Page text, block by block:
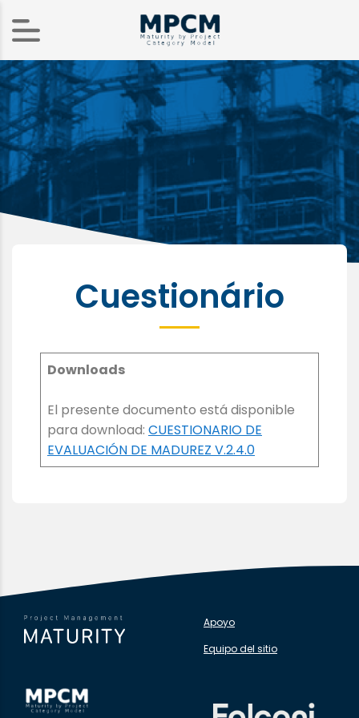
Cuestionário
Downloads
El presente documento está disponible
para download: CUESTIONARIO DE
EVALUACIÓN DE MADUREZ V.2.4.0
Apoyo
Equipo del sitio